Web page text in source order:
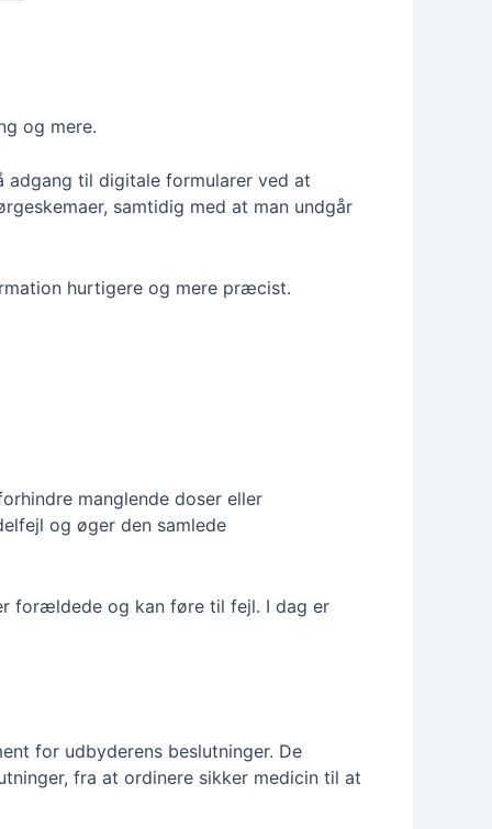
og mere.
adgang til digitale formularer ved at
samtidig med at man undgår
hurtigere og mere præcist.
manglende doser eller
og øger den samlede
forældede og kan føre til fejl. I dag er
for udbyderens beslutninger. De
fra at ordinere sikker medicin til at